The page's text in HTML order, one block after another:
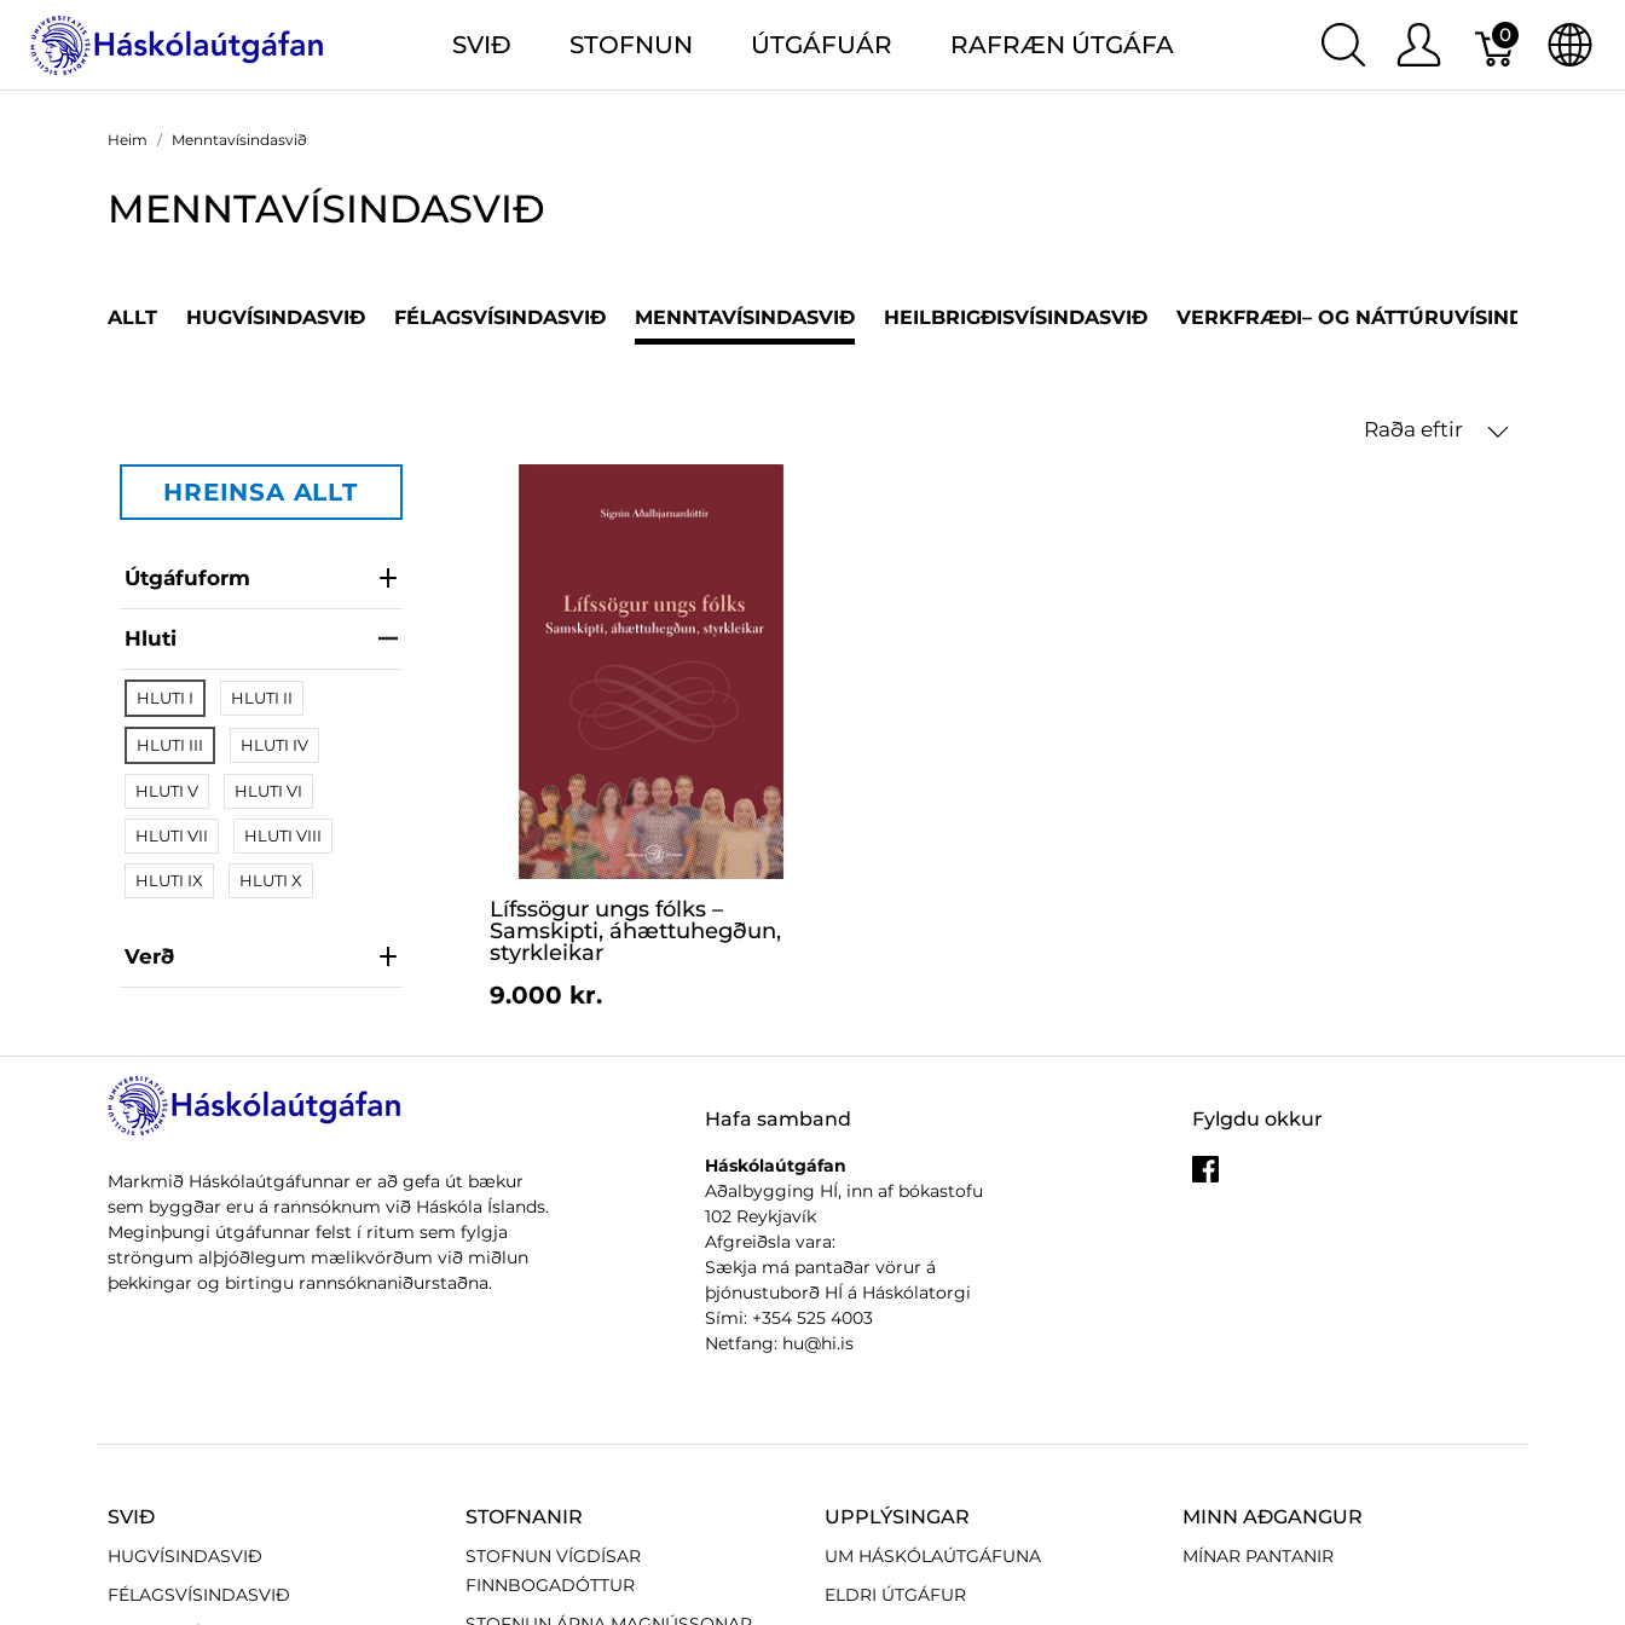
SVIÐ STOFNUN ÚTGÁFUÁR RAFRÆN ÚTGÁFA 0
Heim Menntavísindasvið
MENNTAVÍSINDASVIÐ
ALLT HUGVÍSINDASVIÐ FÉLAGSVÍSINDASVIÐ MENNTAVÍSINDASVIÐ HEILBRIGÐISVÍSINDASVIÐ VERKFRÆÐI– OG NÁTTÚRUVÍSINDASVIÐ
Raða eftir
HREINSA ALLT
Útgáfuform
Hluti
HLUTI I HLUTI II
HLUTI III HLUTI IV
HLUTI V HLUTI VI
HLUTI VII HLUTI VIII
HLUTI IX HLUTI X
Verð
Lífssögur ungs fólks –
Samskipti, áhættuhegðun,
styrkleikar
9.000 kr.
Markmið Háskólaútgáfunnar er að gefa út bækur
sem byggðar eru á rannsóknum við Háskóla Íslands.
Meginþungi útgáfunnar felst í ritum sem fylgja
ströngum alþjóðlegum mælikvörðum við miðlun
þekkingar og birtingu rannsóknaniðurstaðna.
Fylgdu okkur
Hafa samband
Háskólaútgáfan
Aðalbygging HÍ, inn af bókastofu
102 Reykjavík
Afgreiðsla vara:
Sækja má pantaðar vörur á
þjónustuborð HÍ á Háskólatorgi
Sími: +354 525 4003
Netfang: hu@hi.is
SVIÐ
HUGVÍSINDASVIÐ
FÉLAGSVÍSINDASVIÐ
STOFNANIR
STOFNUN VÍGDÍSAR
FINNBOGADÓTTUR
UPPLÝSINGAR
UM HÁSKÓLAÚTGÁFUNA
ELDRI ÚTGÁFUR
MINN AÐGANGUR
MÍNAR PANTANIR